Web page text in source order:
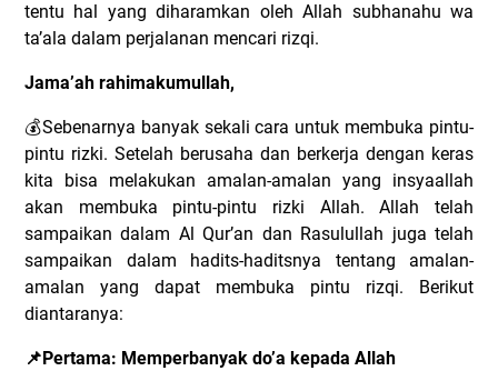
tentu hal yang diharamkan oleh Allah subhanahu wa
ta’ala dalam perjalanan mencari rizqi.
Jama’ah rahimakumullah,
💰Sebenarnya banyak sekali cara untuk membuka pintu-
pintu rizki. Setelah berusaha dan berkerja dengan keras
kita bisa melakukan amalan-amalan yang insyaallah
akan membuka pintu-pintu rizki Allah. Allah telah
sampaikan dalam Al Qur’an dan Rasulullah juga telah
sampaikan dalam hadits-haditsnya tentang amalan-
amalan yang dapat membuka pintu rizqi. Berikut
diantaranya:
📌Pertama: Memperbanyak do’a kepada Allah